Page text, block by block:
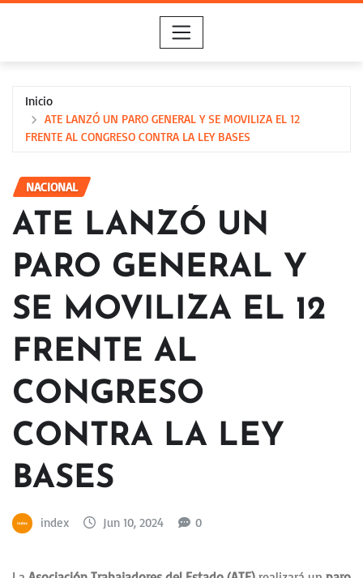
Inicio
ATE LANZÓ UN PARO GENERAL Y SE MOVILIZA EL 12
FRENTE AL CONGRESO CONTRA LA LEY BASES
NACIONAL
ATE LANZÓ UN
PARO GENERAL Y
SE MOVILIZA EL 12
FRENTE AL
CONGRESO
CONTRA LA LEY
BASES
index Jun 10, 2024 0